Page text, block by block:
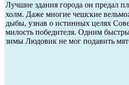
Лучшие здания города он предал
холм. Даже многие чешские
дыбы, узнав о истинных целях
милость победителя. Одним
зимы Людовик не мог подавить